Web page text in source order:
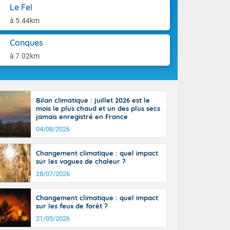
Le Fel
à 5.44km
Conques
à 7.02km
l'après-
14
il fait
30 à 35
Bilan climatique : juillet 2026 est le
mois le plus chaud et un des plus secs
jamais enregistré en France
04/08/2026
Changement climatique : quel impact
sur les vagues de chaleur ?
28/07/2026
Changement climatique : quel impact
sur les feux de forêt ?
21/05/2026